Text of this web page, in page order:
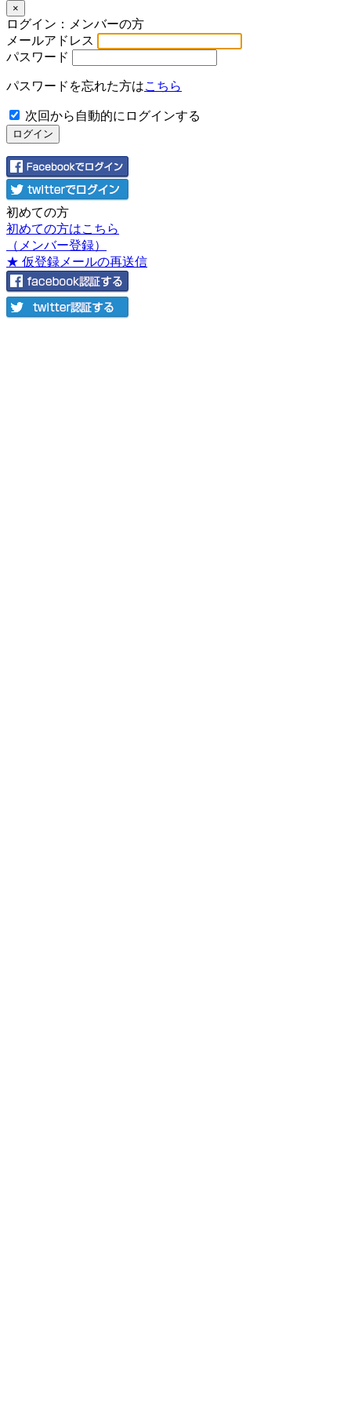
×
ログイン：メンバーの方
メールアドレス
パスワード
パスワードを忘れた方はこちら
次回から自動的にログインする
初めての方
初めての方はこちら
（メンバー登録）
★ 仮登録メールの再送信